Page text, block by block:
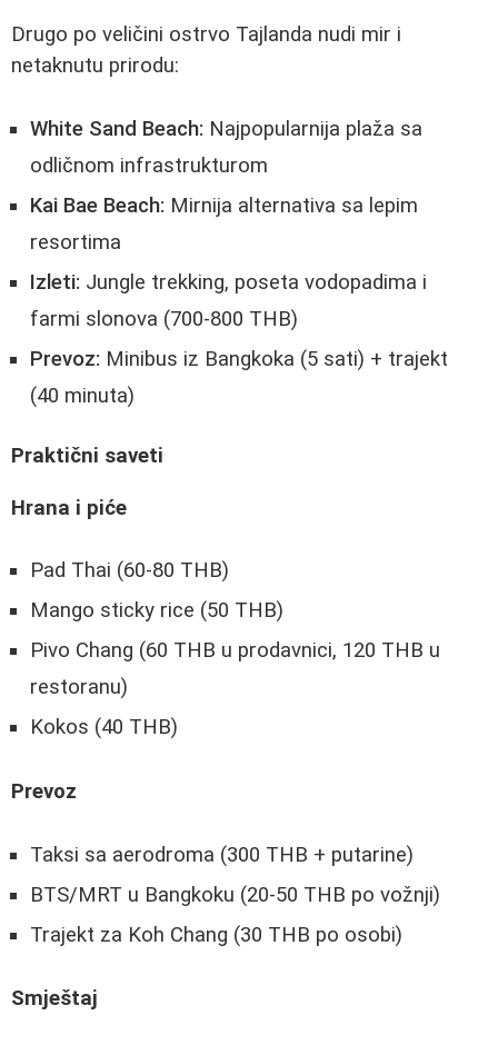
Drugo po veličini ostrvo Tajlanda nudi mir i
netaknutu prirodu:
White Sand Beach: Najpopularnija plaža sa
odličnom infrastrukturom
Kai Bae Beach: Mirnija alternativa sa lepim
resortima
Izleti: Jungle trekking, poseta vodopadima i
farmi slonova (700-800 THB)
Prevoz: Minibus iz Bangkoka (5 sati) + trajekt
(40 minuta)
Praktični saveti
Hrana i piće
Pad Thai (60-80 THB)
Mango sticky rice (50 THB)
Pivo Chang (60 THB u prodavnici, 120 THB u
restoranu)
Kokos (40 THB)
Prevoz
Taksi sa aerodroma (300 THB + putarine)
BTS/MRT u Bangkoku (20-50 THB po vožnji)
Trajekt za Koh Chang (30 THB po osobi)
Smještaj